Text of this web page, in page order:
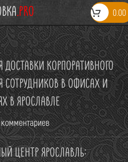
.PRO 0.00
ДОСТАВКИ КОРПОРАТИВНОГО
СОТРУДНИКОВ В ОФИСАХ И
В ЯРОСЛАВЛЕ
ЦЕНТР ЯРОСЛАВЛЬ:
09:00-20:00
НА СЕГОДНЯ ЗАКОНЧЕН
06:00—14:00